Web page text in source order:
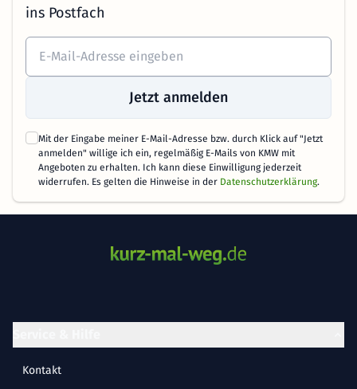
ins Postfach
Jetzt anmelden
Mit der Eingabe meiner E-Mail-Adresse bzw. durch Klick auf "Jetzt
anmelden" willige ich ein, regelmäßig E-Mails von KMW mit
Angeboten zu erhalten. Ich kann diese Einwilligung jederzeit
widerrufen. Es gelten die Hinweise in der Datenschutzerklärung.
Kontakt